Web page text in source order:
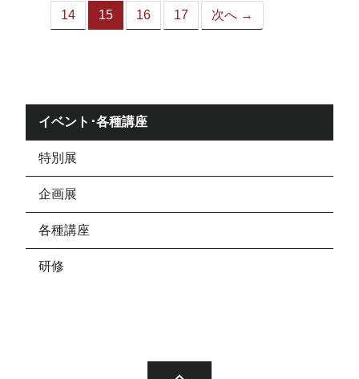
14 15
（こ
16 17 次へ →
イベント･各種講座
特別展
企画展
各種講座
研修